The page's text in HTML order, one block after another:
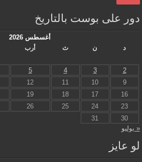
دور على بوست بالتاريخ
أغسطس 2026
د
ن ث أرب
2
3
4
5
9
10
11
12
16
17
18
19
23
24
25
26
30
31
« يوليو
لو عايز